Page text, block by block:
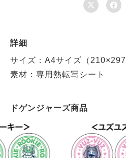
 
詳細
サイズ：A4サイズ（
素材：専用熱転写シート
ドゲンジャーズ商品